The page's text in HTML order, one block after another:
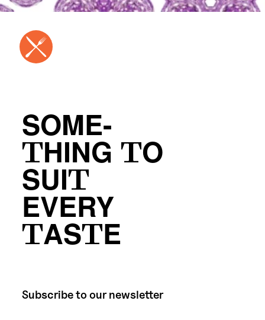
SOME-
THING TO
SUIT
EVERY
TASTE
Subscribe to our newsletter